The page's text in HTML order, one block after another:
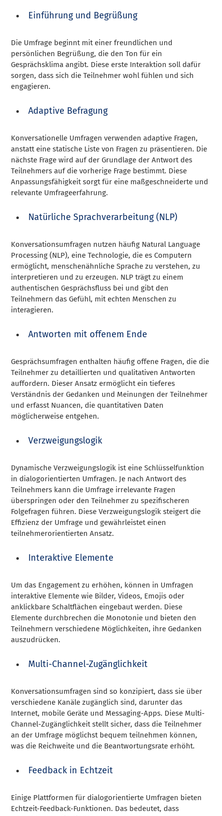
Einführung und Begrüßung
Die Umfrage beginnt mit einer freundlichen und
persönlichen Begrüßung, die den Ton für ein
Gesprächsklima angibt. Diese erste Interaktion soll dafür
sorgen, dass sich die Teilnehmer wohl fühlen und sich
engagieren.
Adaptive Befragung
Konversationelle Umfragen verwenden adaptive Fragen,
anstatt eine statische Liste von Fragen zu präsentieren. Die
nächste Frage wird auf der Grundlage der Antwort des
Teilnehmers auf die vorherige Frage bestimmt. Diese
Anpassungsfähigkeit sorgt für eine maßgeschneiderte und
relevante Umfrageerfahrung.
Natürliche Sprachverarbeitung (NLP)
Konversationsumfragen nutzen häufig Natural Language
Processing (NLP), eine Technologie, die es Computern
ermöglicht, menschenähnliche Sprache zu verstehen, zu
interpretieren und zu erzeugen. NLP trägt zu einem
authentischen Gesprächsfluss bei und gibt den
Teilnehmern das Gefühl, mit echten Menschen zu
interagieren.
Antworten mit offenem Ende
Gesprächsumfragen enthalten häufig offene Fragen, die die
Teilnehmer zu detaillierten und qualitativen Antworten
auffordern. Dieser Ansatz ermöglicht ein tieferes
Verständnis der Gedanken und Meinungen der Teilnehmer
und erfasst Nuancen, die quantitativen Daten
möglicherweise entgehen.
Verzweigungslogik
Dynamische Verzweigungslogik ist eine Schlüsselfunktion
in dialogorientierten Umfragen. Je nach Antwort des
Teilnehmers kann die Umfrage irrelevante Fragen
überspringen oder den Teilnehmer zu spezifischeren
Folgefragen führen. Diese Verzweigungslogik steigert die
Effizienz der Umfrage und gewährleistet einen
teilnehmerorientierten Ansatz.
Interaktive Elemente
Um das Engagement zu erhöhen, können in Umfragen
interaktive Elemente wie Bilder, Videos, Emojis oder
anklickbare Schaltflächen eingebaut werden. Diese
Elemente durchbrechen die Monotonie und bieten den
Teilnehmern verschiedene Möglichkeiten, ihre Gedanken
auszudrücken.
Multi-Channel-Zugänglichkeit
Konversationsumfragen sind so konzipiert, dass sie über
verschiedene Kanäle zugänglich sind, darunter das
Internet, mobile Geräte und Messaging-Apps. Diese Multi-
Channel-Zugänglichkeit stellt sicher, dass die Teilnehmer
an der Umfrage möglichst bequem teilnehmen können,
was die Reichweite und die Beantwortungsrate erhöht.
Feedback in Echtzeit
Einige Plattformen für dialogorientierte Umfragen bieten
Echtzeit-Feedback-Funktionen. Das bedeutet, dass